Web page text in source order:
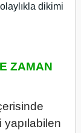
dikimi
ZAMAN